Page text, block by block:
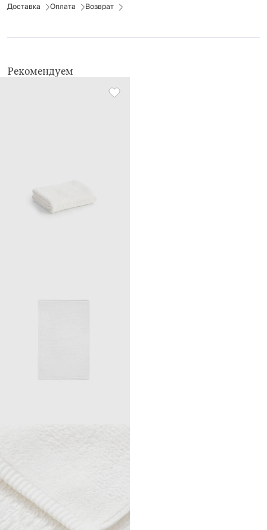
Доставка
Оплата Возврат
Рекомендуем